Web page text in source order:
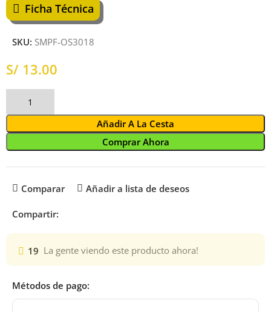
Ficha Técnica
SKU: SMPF-OS3018
S/
Añadir A La Cesta
Comprar Ahora
Comparar Añadir a lista de deseos
Compartir:
19 La gente viendo este producto ahora!
Métodos de pago: